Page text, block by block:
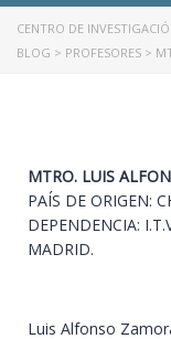
CENTRO DE
BLOG > PROFESORES >
MTRO. LUIS
PAÍS DE ORIGEN:
DEPENDENCIA:
MADRID.
Luis Alfonso